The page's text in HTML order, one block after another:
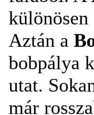
különösen
Aztán a
bobpálya
utat.
már